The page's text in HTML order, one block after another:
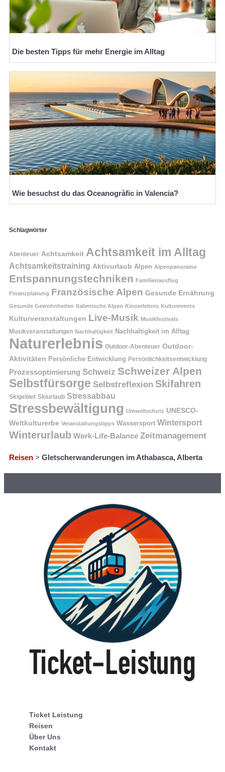
Die besten Tipps für mehr Energie im Alltag
Wie besuchst du das Oceanogràfic in Valencia?
Schlagwörter
Abenteuer Achtsamkeit Achtsamkeit im Alltag
Achtsamkeitstraining Aktivurlaub Alpen Alpenpanorama
Entspannungstechniken Familienausflug
Finanzplanung Französische Alpen Gesunde Ernährung
Gesunde Gewohnheiten Italienische Alpen Kinoerlebnis Kulturevents
Kulturveranstaltungen Live-Musik Musikfestivals
Musikveranstaltungen Nachhaltigkeit Nachhaltigkeit im Alltag
Naturerlebnis Outdoor-Abenteuer Outdoor-
Aktivitäten Persönliche Entwicklung Persönlichkeitsentwicklung
Prozessoptimierung Schweiz Schweizer Alpen
Selbstfürsorge Selbstreflexion Skifahren
Skigebiet Skiurlaub Stressabbau
Stressbewältigung Umweltschutz UNESCO-
Weltkulturerbe Veranstaltungstipps Wassersport Wintersport
Winterurlaub Work-Life-Balance Zeitmanagement
Reisen > Gletscherwanderungen im Athabasca, Alberta
Ticket Leistung
Reisen
Über Uns
Kontakt